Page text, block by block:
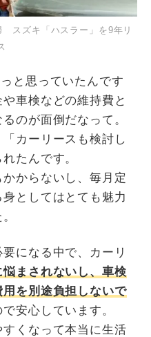
スズキ「ハスラー」を9年リ
と思っていたんです
車検などの維持費と
のが面倒だなって。
カーリースも検討し
たんです。
からないし、毎月定
としてはとても魅力
になる中で、カーリ
まされないし、車検
を別途負担しないで
安心しています。
くなって本当に生活